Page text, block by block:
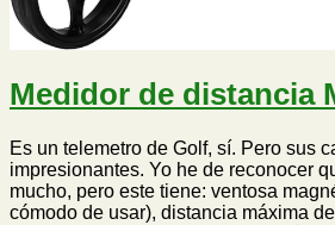
Medidor de distancia
Es un telemetro de Golf, sí. Pero sus
impresionantes. Yo he de reconocer
mucho, pero este tiene: ventosa
cómodo de usar), distancia máxima